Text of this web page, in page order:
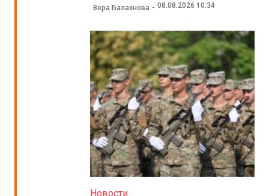
Вера Балахнова 08.08.2026 10:34
Новости